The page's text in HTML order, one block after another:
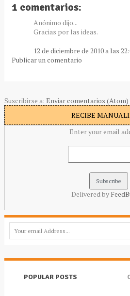
1 comentarios:
Anónimo dijo...
Gracias por las ideas.
12 de diciembre de 2010 a las
Publicar un comentario
Suscribirse a: Enviar comentarios (Atom)
RECIBE
Enter your email
Delivered by
POPULAR POSTS